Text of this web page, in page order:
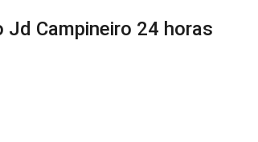
Campineiro 24 horas